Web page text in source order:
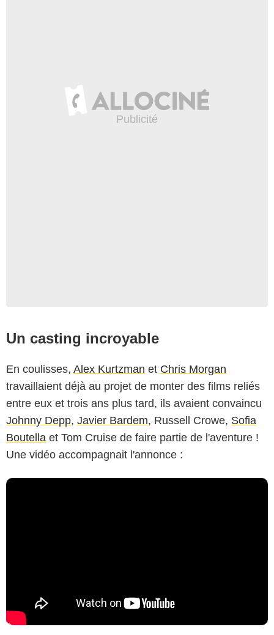
Un casting incroyable
En coulisses, Alex Kurtzman et Chris Morgan
travaillaient déjà au projet de monter des films reliés
entre eux et trois ans plus tard, ils avaient convaincu
Johnny Depp, Javier Bardem, Russell Crowe, Sofia
Boutella et Tom Cruise de faire partie de l'aventure !
Une vidéo accompagnait l'annonce :